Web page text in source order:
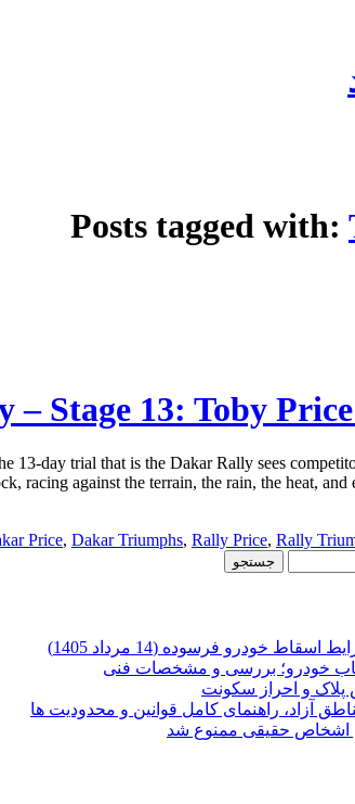
Posts tagged with:
13-day trial that is the Dakar Rally sees
racing against the terrain, the rain, the heat, and
Price, Dakar Triumphs, Rally Price, Rally
خودرو فرسوده (14 مرداد 1405)
پلاک و احراز سکونت
آزاد، راهنمای کامل قوانین و محدودیت ها
اشخاص حقیقی ممنوع شد